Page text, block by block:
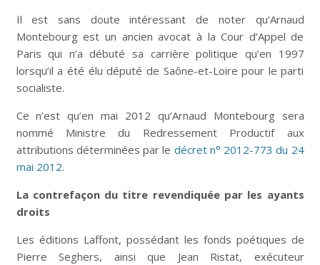
Il est sans doute intéressant de noter qu’Arnaud
Montebourg est un ancien avocat à la Cour d’Appel de
Paris qui n’a débuté sa carrière politique qu’en 1997
lorsqu’il a été élu député de Saône-et-Loire pour le parti
socialiste.
Ce n’est qu’en mai 2012 qu’Arnaud Montebourg sera
nommé Ministre du Redressement Productif aux
attributions déterminées par le décret n° 2012-773 du 24
mai 2012.
La contrefaçon du titre revendiquée par les ayants
droits
Les éditions Laffont, possédant les fonds poétiques de
Pierre Seghers, ainsi que Jean Ristat, exécuteur